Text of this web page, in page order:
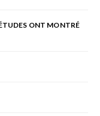
ONT MONTRÉ